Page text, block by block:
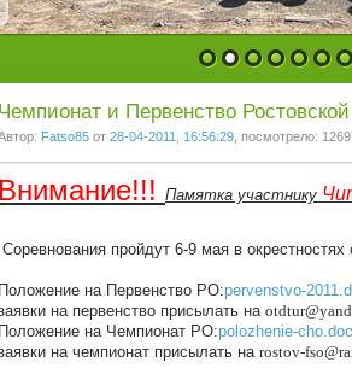
1 2 3 4 5 6 7
Чемпионат и Первенство
Fatso85 от 28-04-2011, 16:56:29 , посмотрело:
Внимание!!! Памятка участнику
Соревнования пройдут 6-9 мая в
Положение на Первенство РО:pervenstvo-
на первенство присылать на
Положение на Чемпионат РО:polozhenie-cho.doc
на чемпионат присылать на rostov-